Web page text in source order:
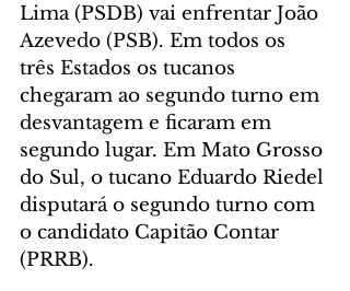
Lima (PSDB) vai enfrentar João
Azevedo (PSB). Em todos os
três Estados os tucanos
chegaram ao segundo turno em
desvantagem e ficaram em
segundo lugar. Em Mato Grosso
do Sul, o tucano Eduardo Riedel
disputará o segundo turno com
o candidato Capitão Contar
(PRRB).